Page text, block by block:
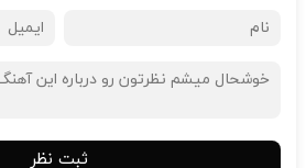
ثبت نظر